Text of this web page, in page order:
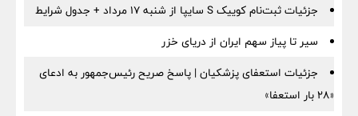
جزئیات ثبت‌نام کوییک S سایپا از شنبه ۱۷ مرداد + جدول شرایط
سیر تا پیاز سهم ایران از دریای خزر
جزئیات استعفای پزشکیان | پاسخ صریح رئیس‌جمهور به ادعای
«۲۸ بار استعفا»